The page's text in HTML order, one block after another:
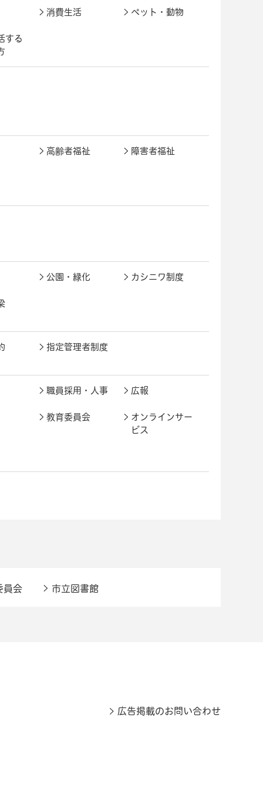
消費生活 ペット・動物
する
高齢者福祉 障害者福祉
公園・緑化 カシニワ制度
指定管理者制度
職員採用・人事 広報
教育委員会
オンラインサー
ビス
員会 市立図書館
広告掲載のお問い合わせ